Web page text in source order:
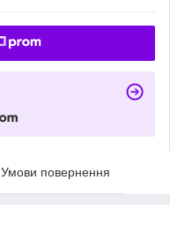
Умови повернення